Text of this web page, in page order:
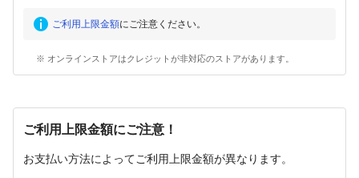
ご利用上限金額にご注意ください。
※ オンラインストアはクレジットが非対応のストアがあります。
ご利用上限金額にご注意！
お支払い方法によってご利用上限金額が異なります。